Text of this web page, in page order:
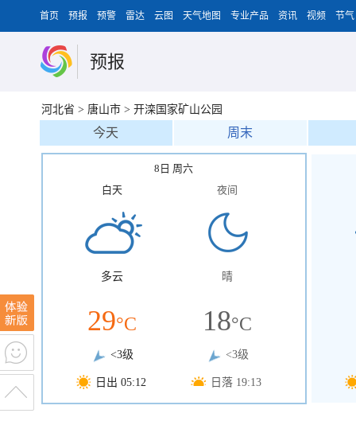
首页 预报 预警 雷达 云图 天气地图 专业产品 资讯 视频 节气
预报
河北省 > 唐山市 > 开滦国家矿山公园
今天 周末
8日 周六
白天
多云
29°C
<3级
日出 05:12
夜间
晴
18°C
<3级
日落 19:13